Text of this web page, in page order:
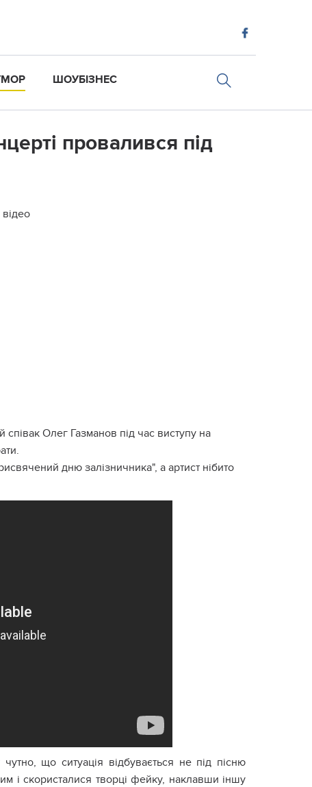
ШОУБІЗНЕС
провалився під
співак Олег Газманов під час виступу на
дню залізничника", а артист нібито
що ситуація відбувається не під пісню
і скористалися творці фейку, наклавши іншу